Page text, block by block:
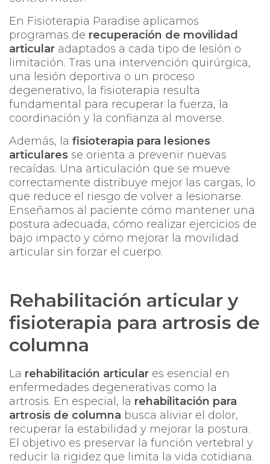
En Fisioterapia Paradise aplicamos
programas de recuperación de movilidad
articular adaptados a cada tipo de lesión o
limitación. Tras una intervención quirúrgica,
una lesión deportiva o un proceso
degenerativo, la fisioterapia resulta
fundamental para recuperar la fuerza, la
coordinación y la confianza al moverse.
Además, la fisioterapia para lesiones
articulares se orienta a prevenir nuevas
recaídas. Una articulación que se mueve
correctamente distribuye mejor las cargas, lo
que reduce el riesgo de volver a lesionarse.
Enseñamos al paciente cómo mantener una
postura adecuada, cómo realizar ejercicios de
bajo impacto y cómo mejorar la movilidad
articular sin forzar el cuerpo.
Rehabilitación articular y
fisioterapia para artrosis de
columna
La rehabilitación articular es esencial en
enfermedades degenerativas como la
artrosis. En especial, la rehabilitación para
artrosis de columna busca aliviar el dolor,
recuperar la estabilidad y mejorar la postura.
El objetivo es preservar la función vertebral y
reducir la rigidez que limita la vida cotidiana.